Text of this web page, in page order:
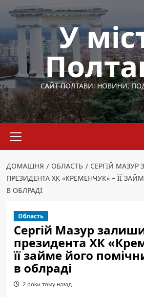
Перейти
вмісту
У
САЙТ ПОЛТАВИ: НОВИНИ,
меню
ДОМАШНЯ ОБЛАСТЬ
СЕРГІЙ
ПРЕЗИДЕНТА ХК «КРЕМЕНЧУК» – ЇЇ
В ОБЛРАДІ
Область
Сергій Мазур
президента ХК
її займе його
в облраді
2 роки тому назад